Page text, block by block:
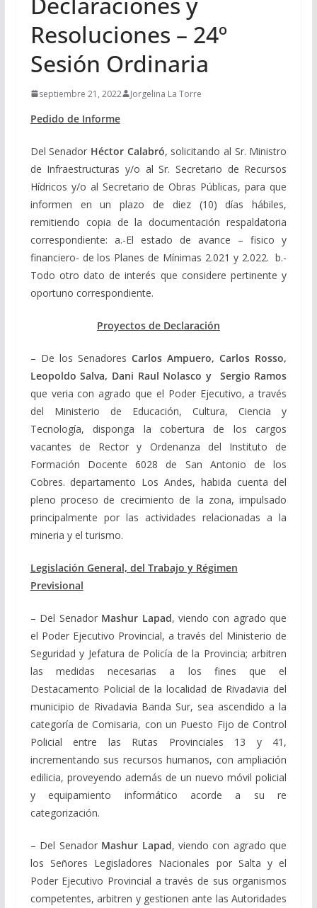
Resoluciones – 24º
Sesión Ordinaria
septiembre 21, 2022 Jorgelina La Torre
Pedido de Informe
Del Senador Héctor Calabró, solicitando al Sr. Ministro
de Infraestructuras y/o al Sr. Secretario de Recursos
Hídricos y/o al Secretario de Obras Públicas, para que
informen en un plazo de diez (10) días hábiles,
remitiendo copia de la documentación respaldatoria
correspondiente: a.-El estado de avance – fisico y
financiero- de los Planes de Mínimas 2.021 y 2.022.b.-
Todo otro dato de interés que considere pertinente y
oportuno correspondiente.
Proyectos de Declaración
– De los SenadoresCarlos Ampuero, Carlos Rosso,
Leopoldo Salva, Dani Raul Nolasco y Sergio Ramos
que veria con agrado que el Poder Ejecutivo, a través
del Ministerio de Educación, Cultura, Ciencia y
Tecnología, disponga la cobertura de los cargos
vacantes de Rector y Ordenanza del Instituto de
Formación Docente 6028 de San Antonio de los
Cobres. departamento Los Andes, habida cuenta del
pleno proceso de crecimiento de la zona, impulsado
principalmente por las actividades relacionadas a la
mineria y el turismo.
Legislación General, del Trabajo y Régimen
Previsional
– Del Senador Mashur Lapad, viendo con agrado que
el Poder Ejecutivo Provincial, a través del Ministerio de
Seguridad y Jefatura de Policía de la Provincia; arbitren
las medidas necesarias a los fines que el
Destacamento Policial de la localidad de Rivadavia del
municipio de Rivadavia Banda Sur, sea ascendido a la
categoría de Comisaria, con un Puesto Fijo de Control
Policial entre las Rutas Provinciales 13 y 41,
incrementando sus recursos humanos, con ampliación
edilicia, proveyendo además de un nuevo móvil policial
y equipamiento informático acorde a su re
categorización.
– Del Senador Mashur Lapad, viendo con agrado que
los Señores Legisladores Nacionales por Salta y el
Poder Ejecutivo Provincial a través de sus organismos
competentes, arbitren y gestionen ante las Autoridades